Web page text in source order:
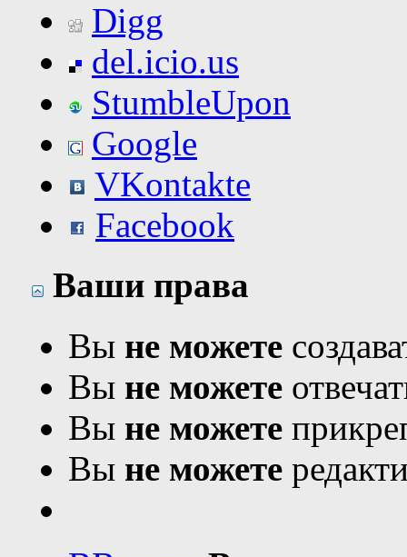
Digg
del.icio.us
StumbleUpon
Google
VKontakte
Facebook
Ваши права
Вы не можете
Вы не можете
Вы не можете
Вы не можете